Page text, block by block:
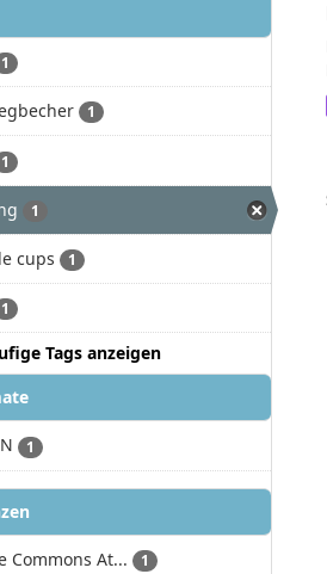
1
1
1
1
cups 1
1
Tags anzeigen
1
Commons At... 1